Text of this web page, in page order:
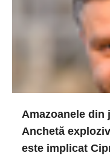
Amazoanele
Anchetă
este implicat